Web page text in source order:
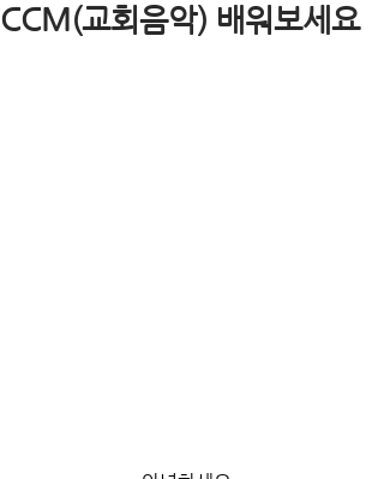
CCM(교회음악) 배워보세요